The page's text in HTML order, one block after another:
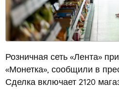
Розничная сеть «Лента»
«Монетка», сообщили в
Сделка включает 2120